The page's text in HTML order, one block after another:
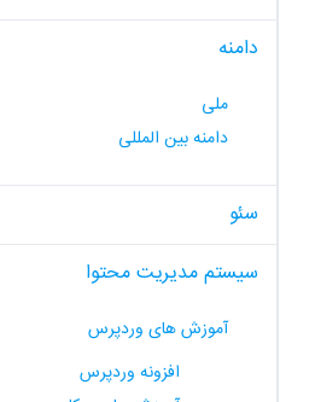
دامنه
ملی
دامنه بین المللی
سئو
سیستم مدیریت محتوا
آموزش های وردپرس
افزونه وردپرس